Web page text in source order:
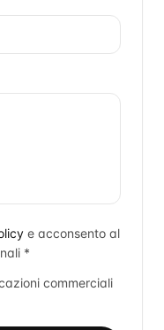
e acconsento al
*
commerciali